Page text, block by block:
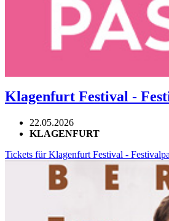
Klagenfurt Festival -
22.05.2026
KLAGENFURT
Tickets für Klagenfurt Festival -